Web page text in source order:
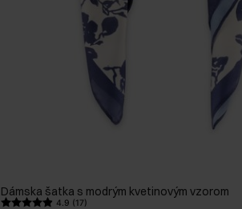
Dámska šatka s modrým kvetinovým vzorom
4.9 (17)